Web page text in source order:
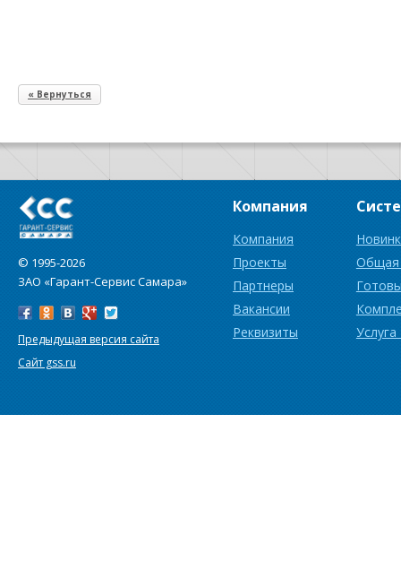
« Вернуться
© 1995-2026
ЗАО «Гарант-Сервис Самара»
Предыдущая версия сайта
Сайт gss.ru
Компания
Компания
Проекты
Партнеры
Вакансии
Реквизиты
Общая